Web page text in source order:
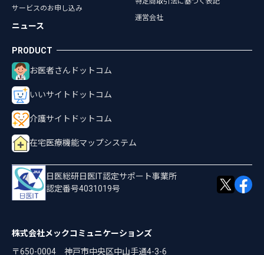
サービスのお申し込み
ニュース
運営会社
お医者さんドットコム
いいサイトドットコム
介護サイトドットコム
在宅医療機能マップシステム
日医総研日医IT認定サポート事業所
認定番号4031019号
株式会社メックコミュニケーションズ
〒650-0004 神戸市中央区中山手通4-3-6